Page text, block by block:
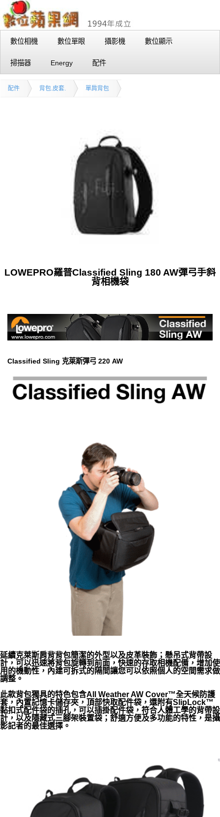
數位相機 數位單眼 攝影機 數位顯示
掃描器 Energy 配件
配件 背包.皮套. 單肩背包
LOWEPRO羅普Classified Sling 180 AW彈弓手斜
背相機袋
Classified Sling 克萊斯彈弓 220 AW
延續克萊斯肩背背包簡潔的外型以及皮革裝飾；懸吊式背帶設
計，可以迅速將背包旋轉到前面，快速的存取相機配備，增加使
用的機動性，內建可拆式的隔間讓您可以依照個人的空間需求做
調整。
此款背包獨具的特色包含All Weather AW Cover™全天候防護
套，內置記憶卡儲存夾，頂部快取配件袋，還附有SlipLock™
黏扣式配件袋的插孔，可以插掛配件袋，符合人體工學的背帶設
計，以及隱藏式三腳架裝置袋；舒適方便及多功能的特性，是攝
影記者的最佳選擇。